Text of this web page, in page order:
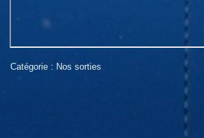
Catégorie : Nos sorties